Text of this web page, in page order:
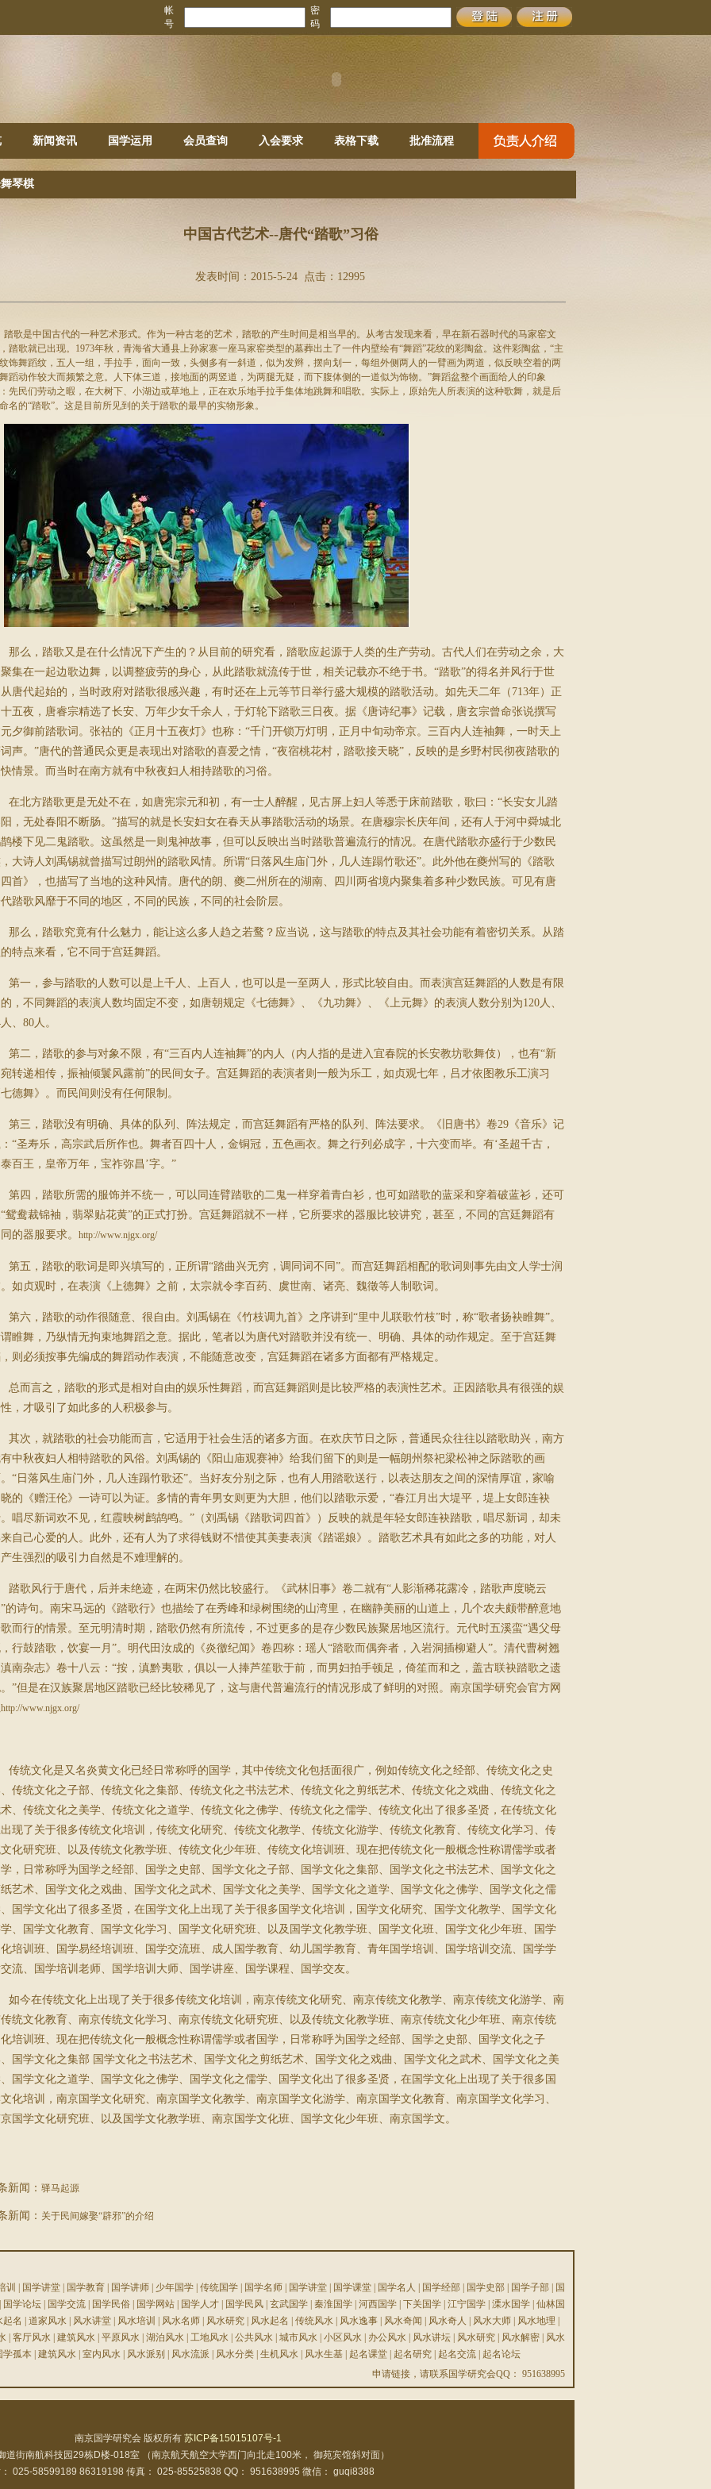
帐
号
密
码
新闻资讯 国学运用 会员查询 入会要求 表格下载 批准流程
琴棋
中国古代艺术--唐代“踏歌”习俗
发表时间：2015-5-24 点击：12995
是中国古代的一种艺术形式。作为一种古老的艺术，踏歌的产生时间是相当早的。从考古发现来看，早在新石器时代的马家窑文
踏歌就已出现。1973年秋，青海省大通县上孙家寨一座马家窑类型的墓葬出土了一件内壁绘有“舞蹈”花纹的彩陶盆。这件彩陶盆，“主
饰舞蹈纹，五人一组，手拉手，面向一致，头侧多有一斜道，似为发辫，摆向划一，每组外侧两人的一臂画为两道，似反映空着的两
蹈动作较大而频繁之意。人下体三道，接地面的两竖道，为两腿无疑，而下腹体侧的一道似为饰物。”舞蹈盆整个画面给人的印象
先民们劳动之暇，在大树下、小湖边或草地上，正在欢乐地手拉手集体地跳舞和唱歌。实际上，原始先人所表演的这种歌舞，就是后
名的“踏歌”。这是目前所见到的关于踏歌的最早的实物形象。
，踏歌又是在什么情况下产生的？从目前的研究看，踏歌应起源于人类的生产劳动。古代人们在劳动之余，大
集在一起边歌边舞，以调整疲劳的身心，从此踏歌就流传于世，相关记载亦不绝于书。“踏歌”的得名并风行于世
唐代起始的，当时政府对踏歌很感兴趣，有时还在上元等节日举行盛大规模的踏歌活动。如先天二年（713年）正
五夜，唐睿宗精选了长安、万年少女千余人，于灯轮下踏歌三日夜。据《唐诗纪事》记载，唐玄宗曾命张说撰写
夕御前踏歌词。张祜的《正月十五夜灯》也称：“千门开锁万灯明，正月中旬动帝京。三百内人连袖舞，一时天上
声。”唐代的普通民众更是表现出对踏歌的喜爱之情，“夜宿桃花村，踏歌接天晓”，反映的是乡野村民彻夜踏歌的
情景。而当时在南方就有中秋夜妇人相持踏歌的习俗。
方踏歌更是无处不在，如唐宪宗元和初，有一士人醉醒，见古屏上妇人等悉于床前踏歌，歌曰：“长安女儿踏
，无处春阳不断肠。”描写的就是长安妇女在春天从事踏歌活动的场景。在唐穆宗长庆年间，还有人于河中舜城北
楼下见二鬼踏歌。这虽然是一则鬼神故事，但可以反映出当时踏歌普遍流行的情况。在唐代踏歌亦盛行于少数民
大诗人刘禹锡就曾描写过朗州的踏歌风情。所谓“日落风生庙门外，几人连蹋竹歌还”。此外他在夔州写的《踏歌
首》，也描写了当地的这种风情。唐代的朗、夔二州所在的湖南、四川两省境内聚集着多种少数民族。可见有唐
踏歌风靡于不同的地区，不同的民族，不同的社会阶层。
，踏歌究竟有什么魅力，能让这么多人趋之若鹜？应当说，这与踏歌的特点及其社会功能有着密切关系。从踏
特点来看，它不同于宫廷舞蹈。
，参与踏歌的人数可以是上千人、上百人，也可以是一至两人，形式比较自由。而表演宫廷舞蹈的人数是有限
，不同舞蹈的表演人数均固定不变，如唐朝规定《七德舞》、《九功舞》、《上元舞》的表演人数分别为120人、
、80人。
，踏歌的参与对象不限，有“三百内人连袖舞”的内人（内人指的是进入宜春院的长安教坊歌舞伎），也有“新
转递相传，振袖倾鬟风露前”的民间女子。宫廷舞蹈的表演者则一般为乐工，如贞观七年，吕才依图教乐工演习
德舞》。而民间则没有任何限制。
，踏歌没有明确、具体的队列、阵法规定，而宫廷舞蹈有严格的队列、阵法要求。《旧唐书》卷29《音乐》记
“圣寿乐，高宗武后所作也。舞者百四十人，金铜冠，五色画衣。舞之行列必成字，十六变而毕。有‘圣超千古，
百王，皇帝万年，宝祚弥昌’字。”
，踏歌所需的服饰并不统一，可以同连臂踏歌的二鬼一样穿着青白衫，也可如踏歌的蓝采和穿着破蓝衫，还可
鸳鸯裁锦袖，翡翠贴花黄”的正式打扮。宫廷舞蹈就不一样，它所要求的器服比较讲究，甚至，不同的宫廷舞蹈有
的器服要求。 http://www.njgx.org/
，踏歌的歌词是即兴填写的，正所谓“踏曲兴无穷，调同词不同”。而宫廷舞蹈相配的歌词则事先由文人学士润
如贞观时，在表演《上德舞》之前，太宗就令李百药、虞世南、诸亮、魏徵等人制歌词。
，踏歌的动作很随意、很自由。刘禹锡在《竹枝调九首》之序讲到“里中儿联歌竹枝”时，称“歌者扬袂睢舞”。
睢舞，乃纵情无拘束地舞蹈之意。据此，笔者以为唐代对踏歌并没有统一、明确、具体的动作规定。至于宫廷舞
则必须按事先编成的舞蹈动作表演，不能随意改变，宫廷舞蹈在诸多方面都有严格规定。
言之，踏歌的形式是相对自由的娱乐性舞蹈，而宫廷舞蹈则是比较严格的表演性艺术。正因踏歌具有很强的娱
，才吸引了如此多的人积极参与。
，就踏歌的社会功能而言，它适用于社会生活的诸多方面。在欢庆节日之际，普通民众往往以踏歌助兴，南方
中秋夜妇人相特踏歌的风俗。刘禹锡的《阳山庙观赛神》给我们留下的则是一幅朗州祭祀梁松神之际踏歌的画
“日落风生庙门外，几人连蹋竹歌还”。当好友分别之际，也有人用踏歌送行，以表达朋友之间的深情厚谊，家喻
的《赠汪伦》一诗可以为证。多情的青年男女则更为大胆，他们以踏歌示爱，“春江月出大堤平，堤上女郎连袂
唱尽新词欢不见，红霞映树鹧鸪鸣。”（刘禹锡《踏歌词四首》）反映的就是年轻女郎连袂踏歌，唱尽新词，却未
自己心爱的人。此外，还有人为了求得钱财不惜使其美妻表演《踏谣娘》。踏歌艺术具有如此之多的功能，对人
生强烈的吸引力自然是不难理解的。
风行于唐代，后并未绝迹，在两宋仍然比较盛行。《武林旧事》卷二就有“人影渐稀花露冷，踏歌声度晓云
的诗句。南宋马远的《踏歌行》也描绘了在秀峰和绿树围绕的山湾里，在幽静美丽的山道上，几个农夫颇带醉意地
而行的情景。至元明清时期，踏歌仍然有所流传，不过更多的是存少数民族聚居地区流行。元代时五溪蛮“遇父母
行鼓踏歌，饮宴一月”。明代田汝成的《炎徼纪闻》卷四称：瑶人“踏歌而偶奔者，入岩洞插柳避人”。清代曹树翘
南杂志》卷十八云：“按，滇黔夷歌，俱以一人捧芦笙歌于前，而男妇拍手顿足，倚笙而和之，盖古联袂踏歌之遗
”但是在汉族聚居地区踏歌已经比较稀见了，这与唐代普遍流行的情况形成了鲜明的对照。南京国学研究会官方网
http://www.njgx.org/
文化是又名炎黄文化已经日常称呼的国学，其中传统文化包括面很广，例如传统文化之经部、传统文化之史
传统文化之子部、传统文化之集部、传统文化之书法艺术、传统文化之剪纸艺术、传统文化之戏曲、传统文化之
、传统文化之美学、传统文化之道学、传统文化之佛学、传统文化之儒学、传统文化出了很多圣贤，在传统文化
现了关于很多传统文化培训，传统文化研究、传统文化教学、传统文化游学、传统文化教育、传统文化学习、传
化研究班、以及传统文化教学班、传统文化少年班、传统文化培训班、现在把传统文化一般概念性称谓儒学或者
，日常称呼为国学之经部、国学之史部、国学文化之子部、国学文化之集部、国学文化之书法艺术、国学文化之
艺术、国学文化之戏曲、国学文化之武术、国学文化之美学、国学文化之道学、国学文化之佛学、国学文化之儒
国学文化出了很多圣贤，在国学文化上出现了关于很多国学文化培训，国学文化研究、国学文化教学、国学文化
、国学文化教育、国学文化学习、国学文化研究班、以及国学文化教学班、国学文化班、国学文化少年班、国学
培训班、国学易经培训班、国学交流班、成人国学教育、幼儿国学教育、青年国学培训、国学培训交流、国学学
流、国学培训老师、国学培训大师、国学讲座、国学课程、国学交友。
在传统文化上出现了关于很多传统文化培训，南京传统文化研究、南京传统文化教学、南京传统文化游学、南
统文化教育、南京传统文化学习、南京传统文化研究班、以及传统文化教学班、南京传统文化少年班、南京传统
培训班、现在把传统文化一般概念性称谓儒学或者国学，日常称呼为国学之经部、国学之史部、国学文化之子
国学文化之集部 国学文化之书法艺术、国学文化之剪纸艺术、国学文化之戏曲、国学文化之武术、国学文化之美
国学文化之道学、国学文化之佛学、国学文化之儒学、国学文化出了很多圣贤，在国学文化上出现了关于很多国
化培训，南京国学文化研究、南京国学文化教学、南京国学文化游学、南京国学文化教育、南京国学文化学习、
国学文化研究班、以及国学文化教学班、南京国学文化班、国学文化少年班、南京国学文。
新闻： 驿马起源
新闻： 关于民间嫁娶“辟邪”的介绍
训 国学讲堂 国学教育 国学讲师 少年国学 传统国学 国学名师 国学讲堂 国学课堂 国学名人 国学经部 国学史部 国学子部
国
国学论坛 国学交流 国学民俗 国学网站 国学人才 国学民风 玄武国学 秦淮国学 河西国学 下关国学 江宁国学 溧水国学 仙林国
起名
道家风水 风水讲堂 风水培训 风水名师 风水研究 风水起名 传统风水 风水逸事 风水奇闻 风水奇人 风水大师 风水地理
客厅风水 建筑风水 平原风水 湖泊风水 工地风水 公共风水 城市风水 小区风水 办公风水 风水讲坛 风水研究 风水解密
风水
学孤本 建筑风水 室内风水 风水派别 风水流派 风水分类 生机风水 风水生基 起名课堂 起名研究 起名交流
起名论坛
申请链接，请联系国学研究会QQ： 951638995
南京国学研究会 版权所有 苏ICP备15015107号-1
道街南航科技园29栋D楼-018室 （南京航天航空大学西门向北走100米， 御苑宾馆斜对面）
025-58599189 86319198 传真： 025-85525838 QQ： 951638995 微信： guqi8388